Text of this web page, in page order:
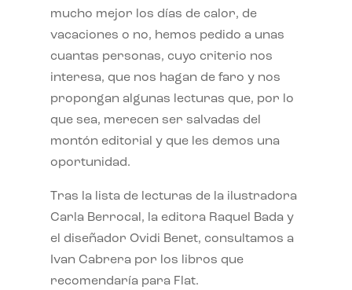
mucho mejor los días de calor, de
vacaciones o no, hemos pedido a unas
cuantas personas, cuyo criterio nos
interesa, que nos hagan de faro y nos
propongan algunas lecturas que, por lo
que sea, merecen ser salvadas del
montón editorial y que les demos una
oportunidad.
Tras la lista de lecturas de la ilustradora
Carla Berrocal, la editora Raquel Bada y
el diseñador Ovidi Benet, consultamos a
Ivan Cabrera por los libros que
recomendaría para Flat.